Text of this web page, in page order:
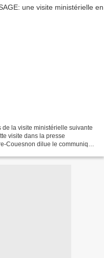
la visite ministérielle suivante
visite dans la presse
Couesnon dilue le communiqué